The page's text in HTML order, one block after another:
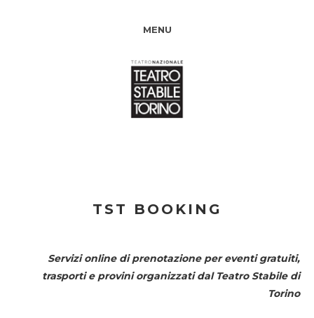
MENU
TST BOOKING
Servizi online di prenotazione per eventi gratuiti,
trasporti e provini organizzati dal Teatro Stabile di
Torino